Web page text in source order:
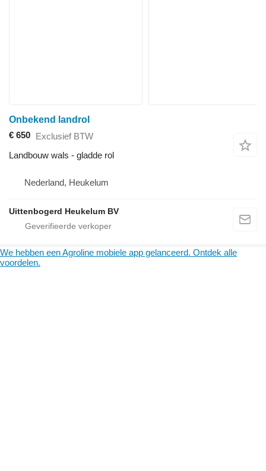
Onbekend landrol
€ 650 Exclusief BTW
Landbouw wals - gladde rol
Nederland, Heukelum
Uittenbogerd Heukelum BV
We hebben een Agroline mobiele app gelanceerd. Ontdek alle
voordelen.